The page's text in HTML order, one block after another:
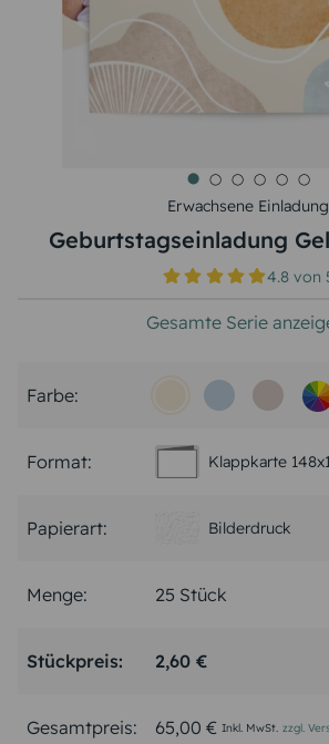
Erwachsene Einladung
Geburtstagseinladung
4.8 von
Gesamte Serie
Farbe:
Format: Klappkarte
Papierart: Bilderdruck
Menge:
Stückpreis: 2,60 €
Gesamtpreis: 65,00 € Inkl. MwSt. zzgl.